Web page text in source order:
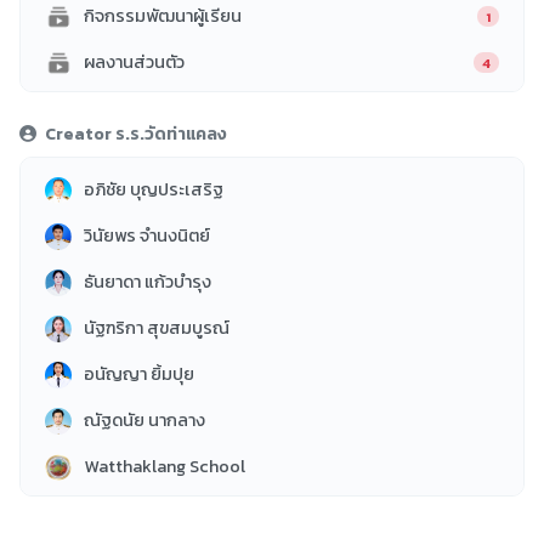
กิจกรรมพัฒนาผู้เรียน 1
ผลงานส่วนตัว 4
Creator ร.ร.วัดท่าแคลง
อภิชัย บุญประเสริฐ
วินัยพร จำนงนิตย์
ธันยาดา แก้วบำรุง
นัฐฑริกา สุขสมบูรณ์
อนัญญา ยิ้มปุย
ณัฐดนัย นากลาง
Watthaklang School